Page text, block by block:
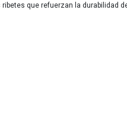
que refuerzan la durabilidad